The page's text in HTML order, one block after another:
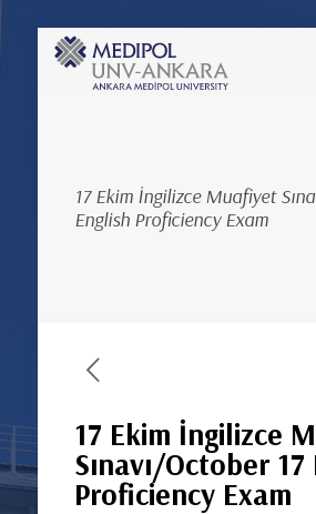
17 Ekim İngilizce Muafiyet
English Proficiency Exam
17 Ekim İngilizce
Sınavı/October 17
Proficiency Exam